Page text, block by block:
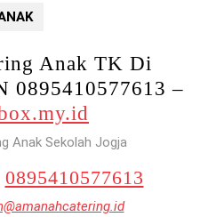
Anak TK Di
0895410577613 –
Anak Sekolah Jogja
0895410577613